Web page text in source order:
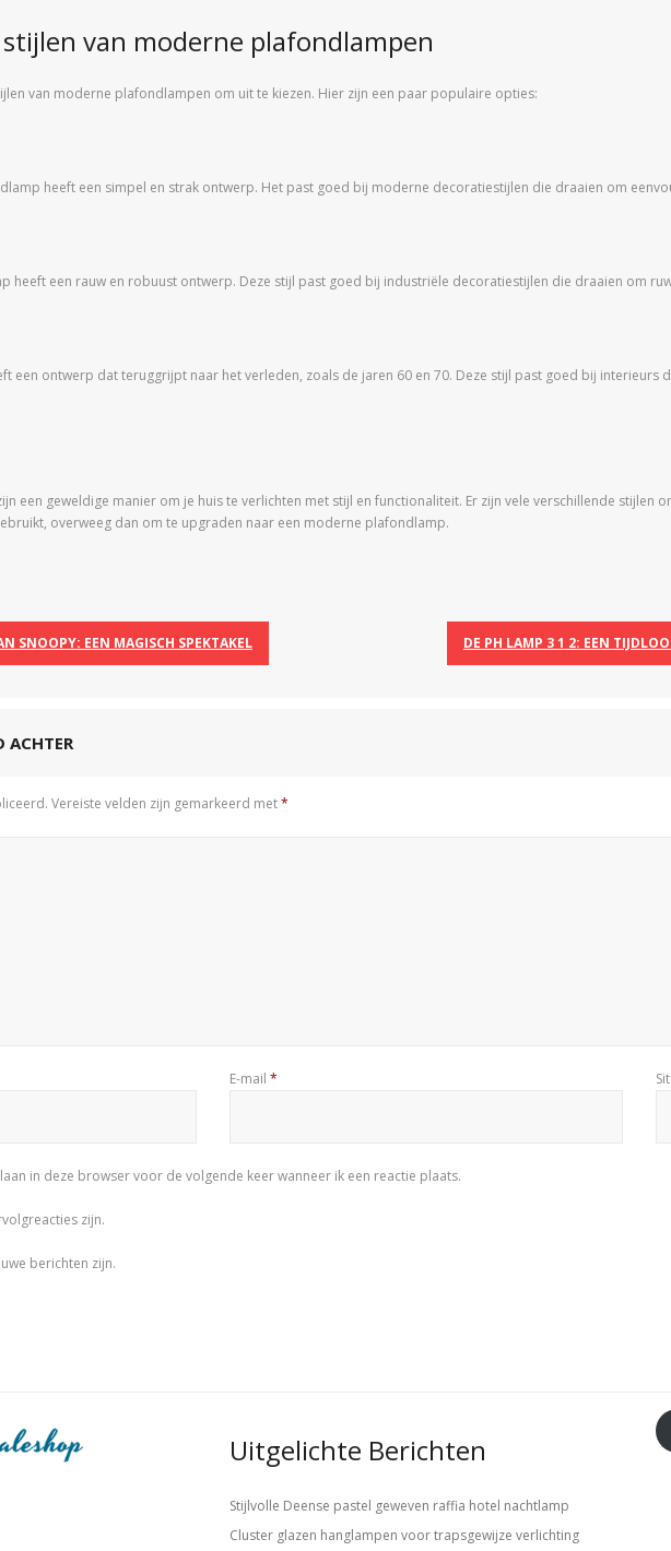
van moderne plafondlampen
van moderne plafondlampen om uit te kiezen. Hier zijn een paar populaire opties:
heeft een simpel en strak ontwerp. Het past goed bij moderne decoratiestijlen die draaien om
heeft een rauw en robuust ontwerp. Deze stijl past goed bij industriële decoratiestijlen die draaien om
een ontwerp dat teruggrijpt naar het verleden, zoals de jaren 60 en 70. Deze stijl past goed bij
een geweldige manier om je huis te verlichten met stijl en functionaliteit. Er zijn vele verschillende stijlen
overweeg dan om te upgraden naar een moderne plafondlamp.
SNOOPY: EEN MAGISCH SPEKTAKEL DE PH LAMP 3 1 2: EEN
ACHTER
Vereiste velden zijn gemarkeerd met*
E-mail *
in deze browser voor de volgende keer wanneer ik een reactie plaats.
zijn.
berichten zijn.
Uitgelichte Berichten
Stijlvolle Deense pastel geweven raffia hotel nachtlamp
Cluster glazen hanglampen voor trapsgewijze verlichting